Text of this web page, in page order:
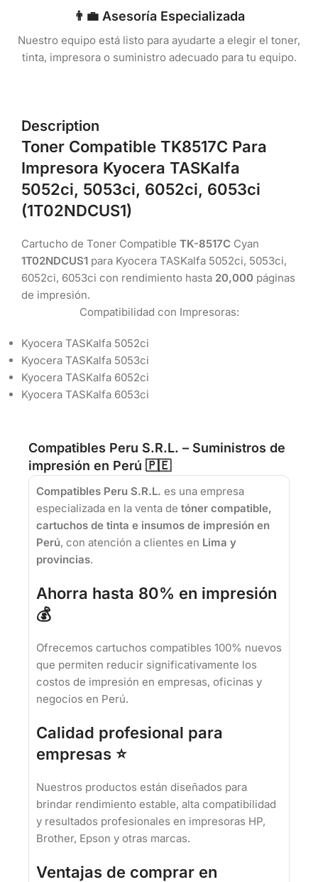
👨‍💼 Asesoría Especializada
Nuestro equipo está listo para ayudarte a elegir el toner,
tinta, impresora o suministro adecuado para tu equipo.
Description
Toner Compatible TK8517C Para
Impresora Kyocera TASKalfa
5052ci, 5053ci, 6052ci, 6053ci
(1T02NDCUS1)
Cartucho de Toner Compatible TK-8517C Cyan
1T02NDCUS1 para Kyocera TASKalfa 5052ci, 5053ci,
6052ci, 6053ci con rendimiento hasta 20,000 páginas
de impresión.
Compatibilidad con Impresoras:
Kyocera TASKalfa 5052ci
Kyocera TASKalfa 5053ci
Kyocera TASKalfa 6052ci
Kyocera TASKalfa 6053ci
Compatibles Peru S.R.L. – Suministros de
impresión en Perú 🇵🇪
Compatibles Peru S.R.L. es una empresa
especializada en la venta de tóner compatible,
cartuchos de tinta e insumos de impresión en
Perú, con atención a clientes en Lima y
provincias.
Ahorra hasta 80% en impresión
💰
Ofrecemos cartuchos compatibles 100% nuevos
que permiten reducir significativamente los
costos de impresión en empresas, oficinas y
negocios en Perú.
Calidad profesional para
empresas ⭐
Nuestros productos están diseñados para
brindar rendimiento estable, alta compatibilidad
y resultados profesionales en impresoras HP,
Brother, Epson y otras marcas.
Ventajas de comprar en